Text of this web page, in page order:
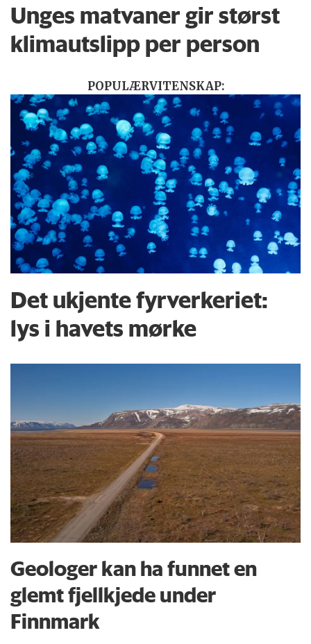
Unges matvaner gir størst
klimautslipp per person
POPULÆRVITENSKAP:
Det ukjente fyrverkeriet:
lys i havets mørke
Geologer kan ha funnet en
glemt fjellkjede under
Finnmark